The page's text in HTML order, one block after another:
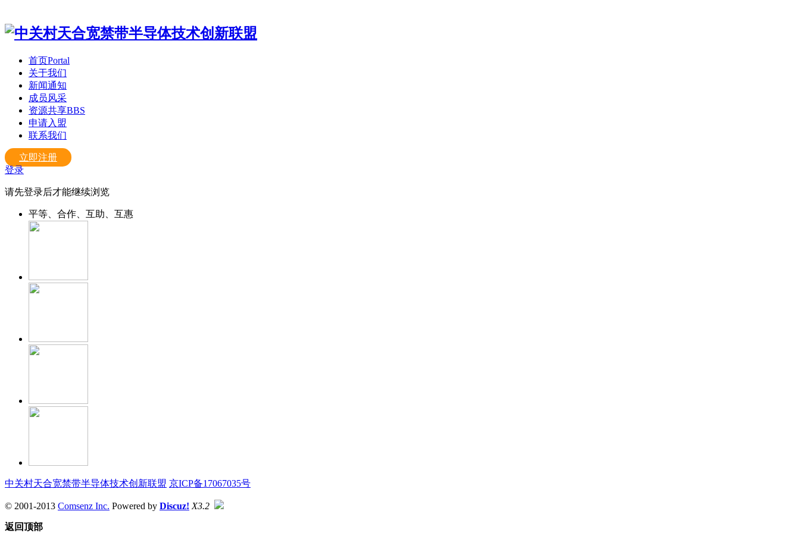
首页Portal
关于我们
新闻通知
成员风采
资源共享BBS
申请入盟
联系我们
立即注册
登录
请先登录后才能继续浏览
平等、合作、互助、互惠
中关村天合宽禁带半导体技术创新联盟 京ICP备17067035号
© 2001-2013 Comsenz Inc. Powered by Discuz! X3.2
返回顶部